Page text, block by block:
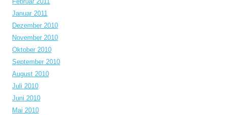
Januar 2011
Dezember 2010
November 2010
Oktober 2010
September 2010
August 2010
Juli 2010
Juni 2010
Mai 2010